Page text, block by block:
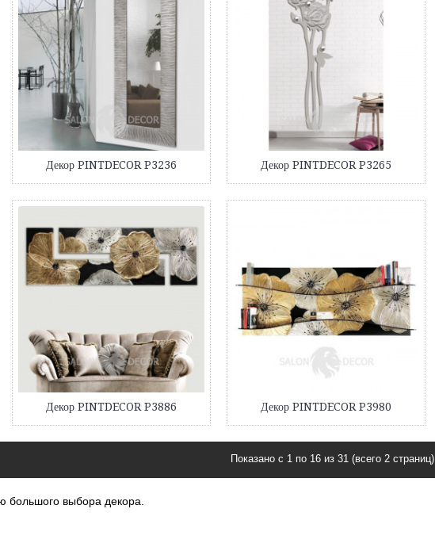
Декор PINTDECOR P3236 Декор PINTDECOR P3265
Декор PINTDECOR P3886 Декор PINTDECOR P3980
Показано с 1 по 16 из 31 (всего 2 страниц)
большого выбора декора.